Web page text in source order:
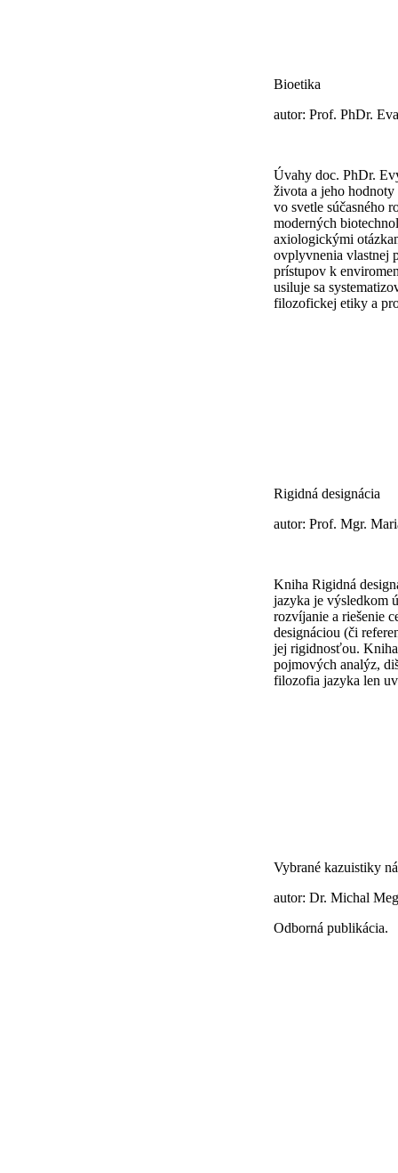
Bioetika
autor: Prof. PhDr.
Úvahy doc. PhDr.
života a jeho
vo svetle súčasného
moderných
axiologickými
ovplyvnenia vlastnej
prístupov k
usiluje sa
filozofickej etiky a
Rigidná designácia
autor: Prof. Mgr.
Kniha Rigidná
jazyka je výsledkom
rozvíjanie a riešenie
designáciou (či
jej rigidnosťou. Kniha
pojmových analýz,
filozofia jazyka len
Vybrané kazuistiky
autor: Dr. Michal
Odborná publikácia.